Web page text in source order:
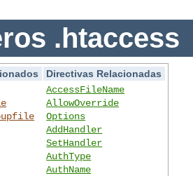
.htaccess
Directivas Relacionadas
AccessFileName
AllowOverride
Options
AddHandler
SetHandler
AuthType
AuthName